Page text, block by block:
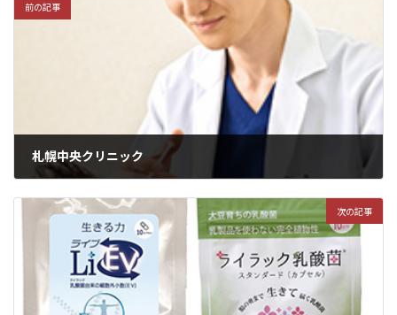
前の記事
札幌中央クリニック
次の記事